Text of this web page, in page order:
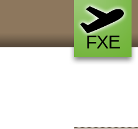
FXE